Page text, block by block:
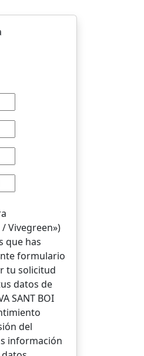
Vivegreen»)
que has
formulario
tu solicitud
datos de
SANT BOI
del
información